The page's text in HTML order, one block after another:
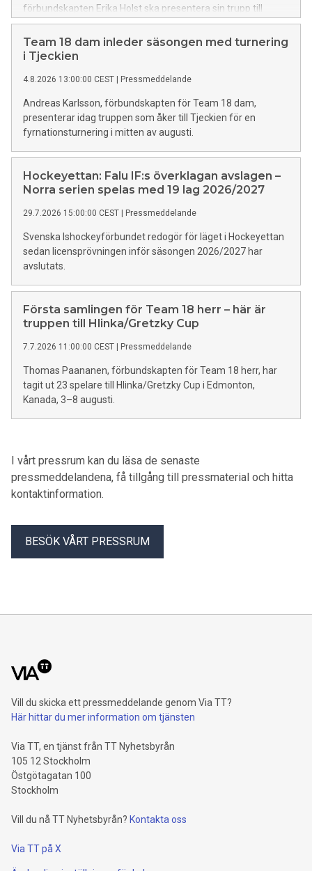
förbundskapten Erika Holst ska presentera sin trupp till
WEHT-turneringen i Schweiz 19–22 augusti.
Team 18 dam inleder säsongen med turnering
i Tjeckien
4.8.2026 13:00:00 CEST Pressmeddelande
Andreas Karlsson, förbundskapten för Team 18 dam,
presenterar idag truppen som åker till Tjeckien för en
fyrnationsturnering i mitten av augusti.
Hockeyettan: Falu IF:s överklagan avslagen –
Norra serien spelas med 19 lag 2026/2027
29.7.2026 15:00:00 CEST Pressmeddelande
Svenska Ishockeyförbundet redogör för läget i Hockeyettan
sedan licensprövningen inför säsongen 2026/2027 har
avslutats.
Första samlingen för Team 18 herr – här är
truppen till Hlinka/Gretzky Cup
7.7.2026 11:00:00 CEST Pressmeddelande
Thomas Paananen, förbundskapten för Team 18 herr, har
tagit ut 23 spelare till Hlinka/Gretzky Cup i Edmonton,
Kanada, 3–8 augusti.
I vårt pressrum kan du läsa de senaste
pressmeddelandena, få tillgång till pressmaterial och hitta
kontaktinformation.
BESÖK VÅRT PRESSRUM
Vill du skicka ett pressmeddelande genom Via TT?
Här hittar du mer information om tjänsten
Via TT, en tjänst från TT Nyhetsbyrån
105 12 Stockholm
Östgötagatan 100
Stockholm
Vill du nå TT Nyhetsbyrån? Kontakta oss
Via TT på X